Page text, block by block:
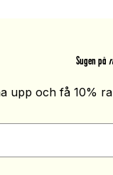
Sugen på
upp och få 10%